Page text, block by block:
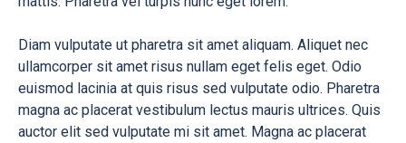
Diam vulputate ut pharetra sit amet aliquam. Aliquet nec
ullamcorper sit amet risus nullam eget felis eget. Odio
euismod lacinia at quis risus sed vulputate odio. Pharetra
magna ac placerat vestibulum lectus mauris ultrices. Quis
auctor elit sed vulputate mi sit amet. Magna ac placerat